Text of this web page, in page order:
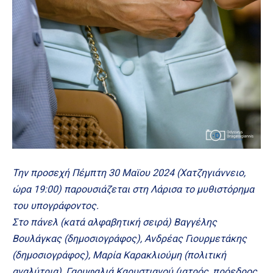
Την προσεχή Πέμπτη 30 Μαϊου 2024 (Χατζηγιάννειο,
ώρα 19:00) παρουσιάζεται στη Λάρισα το μυθιστόρημα
του υπογράφοντος.
Στο πάνελ (κατά αλφαβητική σειρά) Βαγγέλης
Βουλάγκας (δημοσιογράφος), Ανδρέας Γιουρμετάκης
(δημοσιογράφος), Μαρία Καρακλιούμη (πολιτική